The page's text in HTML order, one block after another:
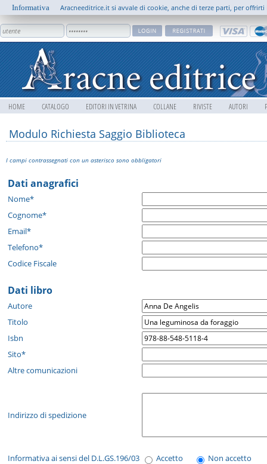
HOME CATALOGO EDITORI IN VETRINA COLLANE RIVISTE AUTORI
Modulo Richiesta Saggio Biblioteca
I campi contrassegnati con un asterisco sono obbligatori
Dati anagrafici
Nome*
Cognome*
Email*
Telefono*
Codice Fiscale
Dati libro
Autore
Titolo
Isbn
Sito*
Altre comunicazioni
Indirizzo di spedizione
Informativa ai sensi del D.L.GS.196/03 Accetto Non accetto
Informativa Aracneeditrice.it si avvale di cookie, anche di terze parti, per